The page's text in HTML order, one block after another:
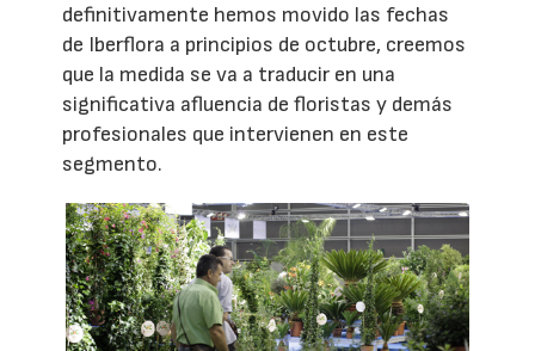
definitivamente hemos movido las fechas
de Iberflora a principios de octubre, creemos
que la medida se va a traducir en una
significativa afluencia de floristas y demás
profesionales que intervienen en este
segmento.